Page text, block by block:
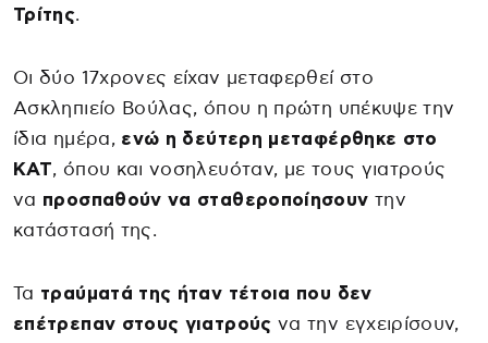
Τρίτης.
Οι δύο 17χρονες είχαν μεταφερθεί στο
Ασκληπιείο Βούλας, όπου η πρώτη υπέκυψε την
ίδια ημέρα, ενώ η δεύτερη μεταφέρθηκε στο
ΚΑΤ, όπου και νοσηλευόταν, με τους γιατρούς
να προσπαθούν να σταθεροποίησουν την
κατάστασή της.
Τα τραύματά της ήταν τέτοια που δεν
επέτρεπαν στους γιατρούς να την εγχειρίσουν,